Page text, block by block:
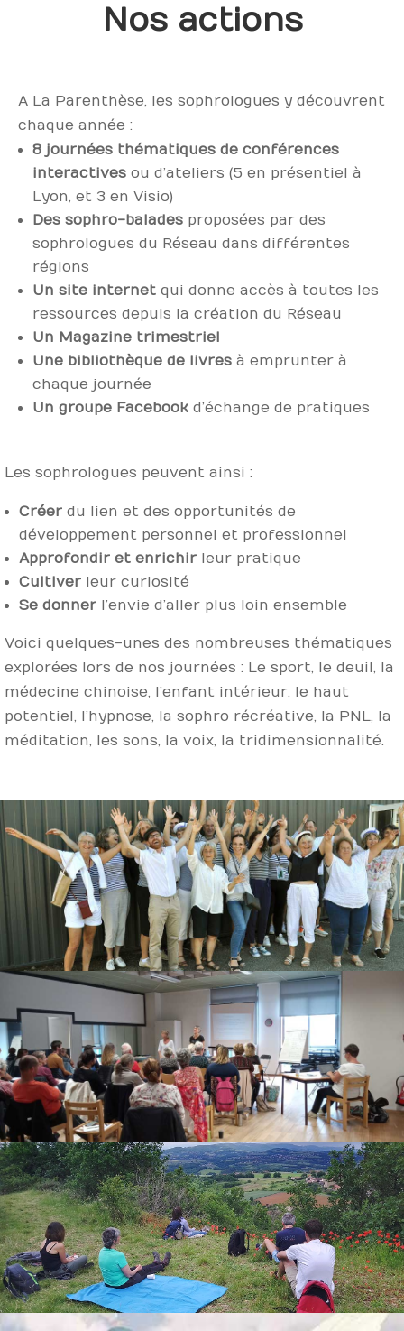
Nos actions
A La Parenthèse, les sophrologues y découvrent
chaque année :
8 journées thématiques de conférences
interactives ou d’ateliers (5 en présentiel à
Lyon, et 3 en Visio)
Des sophro-balades proposées par des
sophrologues du Réseau dans différentes
régions
Un site internet qui donne accès à toutes les
ressources depuis la création du Réseau
Un Magazine trimestriel
Une bibliothèque de livres à emprunter à
chaque journée
Un groupe Facebook d’échange de pratiques
Les sophrologues peuvent ainsi :
Créer du lien et des opportunités de
développement personnel et professionnel
Approfondir et enrichir leur pratique
Cultiver leur curiosité
Se donner l’envie d’aller plus loin ensemble
Voici quelques-unes des nombreuses thématiques
explorées lors de nos journées : Le sport, le deuil, la
médecine chinoise, l’enfant intérieur, le haut
potentiel, l’hypnose, la sophro récréative, la PNL, la
méditation, les sons, la voix, la tridimensionnalité.